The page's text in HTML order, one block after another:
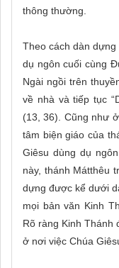
thông thường.
Theo cách dàn dựng
dụ ngôn cuối cùng
Ngài ngồi trên
về nhà và tiếp tục
(13, 36). Cũng như
tâm biện giáo của
Giêsu dùng dụ
này, thánh Mátthêu
dựng được kể dưới
mọi bản văn Kinh
Rõ ràng Kinh Thánh
ở nơi việc Chúa